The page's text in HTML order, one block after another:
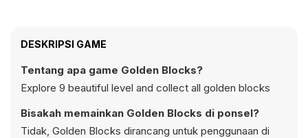
DESKRIPSI GAME
Tentang apa game Golden Blocks?
Explore 9 beautiful level and collect all golden blocks
Bisakah memainkan Golden Blocks di ponsel?
Tidak, Golden Blocks dirancang untuk penggunaan di